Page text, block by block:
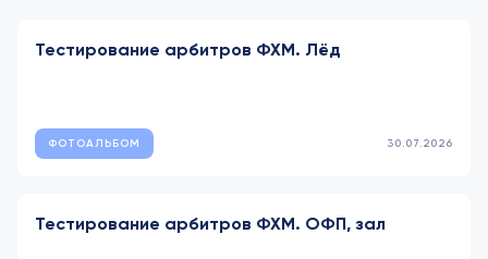
Тестирование арбитров ФХМ. Лёд
ФОТОАЛЬБОМ 30.07.2026
Тестирование арбитров ФХМ. ОФП, зал